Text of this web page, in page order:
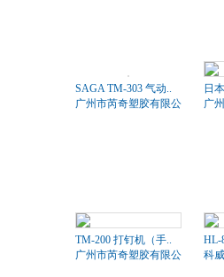
SAGA TM-303 气动..
广州市芮奇塑胶有限公司
日
广
TM-200 打钉机（手..
广州市芮奇塑胶有限公司
HL-
科